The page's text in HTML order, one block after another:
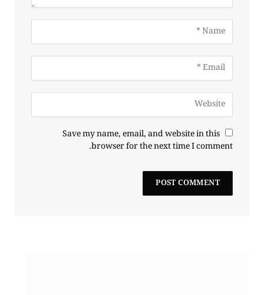
Save my name, email, and website in this
browser for the next time I comment.